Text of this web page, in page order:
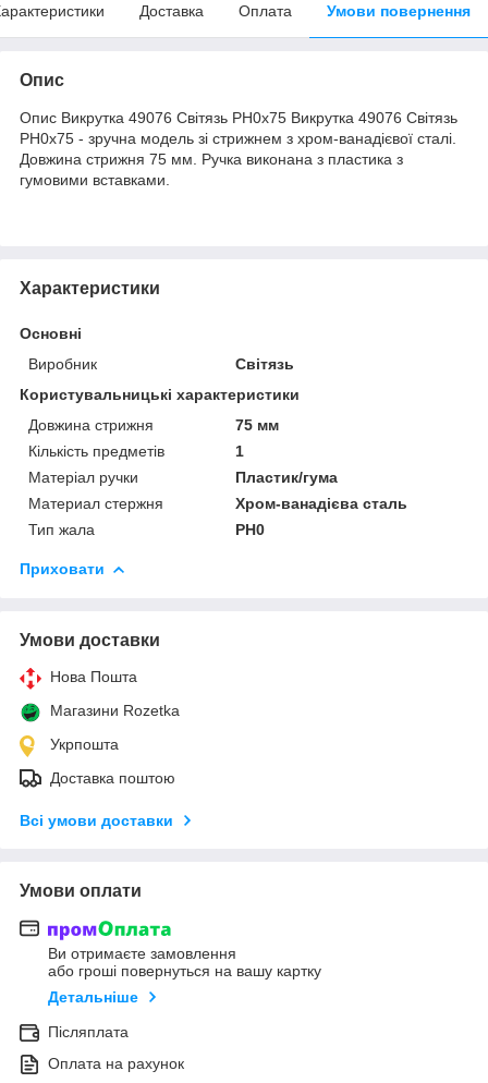
Доставка Оплата Умови повернення
Опис
Опис Викрутка 49076 Світязь PH0x75 Викрутка 49076 Світязь
PH0x75 - зручна модель зі стрижнем з хром-ванадієвої сталі.
Довжина стрижня 75 мм. Ручка виконана з пластика з
гумовими вставками.
Характеристики
Основні
Виробник
Світязь
Користувальницькі характеристики
Довжина стрижня
75 мм
Кількість предметів
1
Матеріал ручки
Пластик/гума
Материал стержня
Хром-ванадієва сталь
Тип жала
PH0
Приховати
Умови доставки
Нова Пошта
Магазини Rozetka
Укрпошта
Доставка поштою
Всі умови доставки
Умови оплати
Ви отримаєте замовлення
або гроші повернуться на вашу картку
Детальніше
Післяплата
Оплата на рахунок